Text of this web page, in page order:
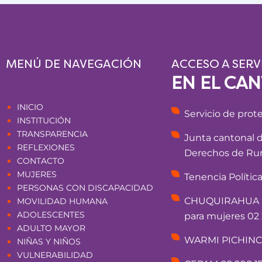
MENÚ DE NAVEGACIÓN
INICIO
INSTITUCIÓN
TRANSPARENCIA
REFLEXIONES
CONTACTO
MUJERES
PERSONAS CON DISCAPACIDAD
MOVILIDAD HUMANA
ADOLESCENTES
ADULTO MAYOR
NIÑAS Y NIÑOS
VULNERABILIDAD
ACCESO A
EN EL
Servicio de
Junta cantonal
Derechos de
Tenencia
para mujeres 02
WARMI